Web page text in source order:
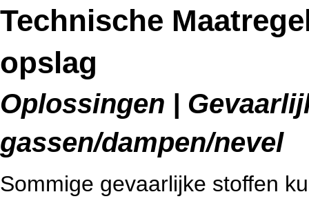
Technische
opslag
Oplossingen |
gassen/dampen/nevel
Sommige gevaarlijke stoffen